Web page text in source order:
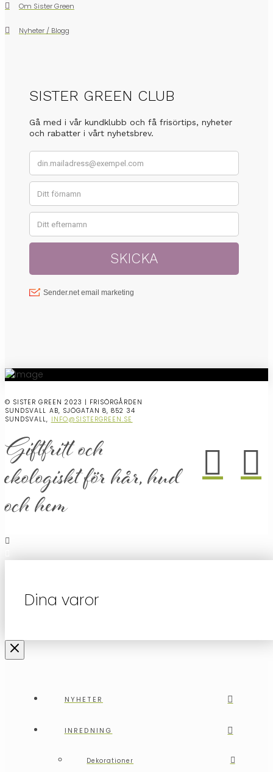
Om Sister Green
Nyheter / Blogg
© SISTER GREEN 2023 | FRISÖRGÅRDEN
SUNDSVALL AB, SJÖGATAN 8, 852 34
SUNDSVALL, INFO@SISTERGREEN.SE
Giftfritt och
ekologiskt för hår, hud
och hem
Dina varor
NYHETER
INREDNING
Dekorationer